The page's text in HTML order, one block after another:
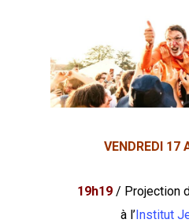
VENDREDI 17
19h19/ Projection
à l’Institut